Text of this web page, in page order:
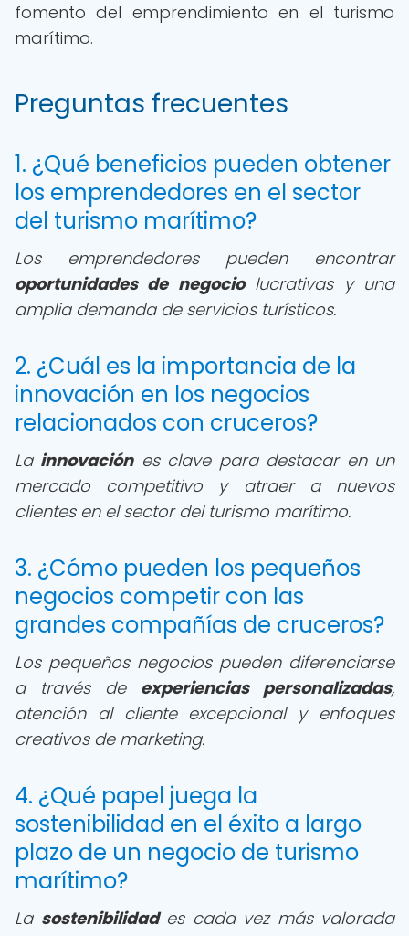
fomento del emprendimiento en el turismo
marítimo.
Preguntas frecuentes
1. ¿Qué beneficios pueden obtener
los emprendedores en el sector
del turismo marítimo?
Los emprendedores pueden encontrar
oportunidades de negociolucrativas y una
amplia demanda de servicios turísticos.
2. ¿Cuál es la importancia de la
innovación en los negocios
relacionados con cruceros?
La innovaciónes clave para destacar en un
mercado competitivo y atraer a nuevos
clientes en el sector del turismo marítimo.
3. ¿Cómo pueden los pequeños
negocios competir con las
grandes compañías de cruceros?
Los pequeños negocios pueden diferenciarse
a través de experiencias personalizadas,
atención al cliente excepcional y enfoques
creativos de marketing.
4. ¿Qué papel juega la
sostenibilidad en el éxito a largo
plazo de un negocio de turismo
marítimo?
La sostenibilidades cada vez más valorada